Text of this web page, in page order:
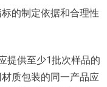
的制定依据和合理性
提供至少1批次样品的
质包装的同一产品应